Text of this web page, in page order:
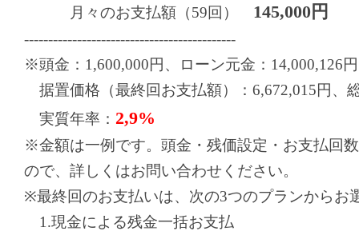
月々のお支払額（59回） 145,000円
--------------------------------------------
※頭金：1,600,000円、ローン元金：14,000,126円
据置価格（最終回お支払額）：6,672,015円、
実質年率： 2,9%
※金額は一例です。頭金・残価設定・お支払回
ので、詳しくはお問い合わせください。
※最終回のお支払いは、次の3つのプランからお
1.現金による残金一括お支払